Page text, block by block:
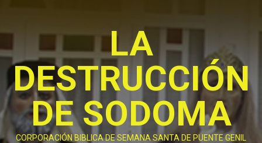
contenido
LA
DESTRUCCIÓN
DE SODOMA
CORPORACIÓN BIBLICA DE SEMANA SANTA DE PUENTE GENIL